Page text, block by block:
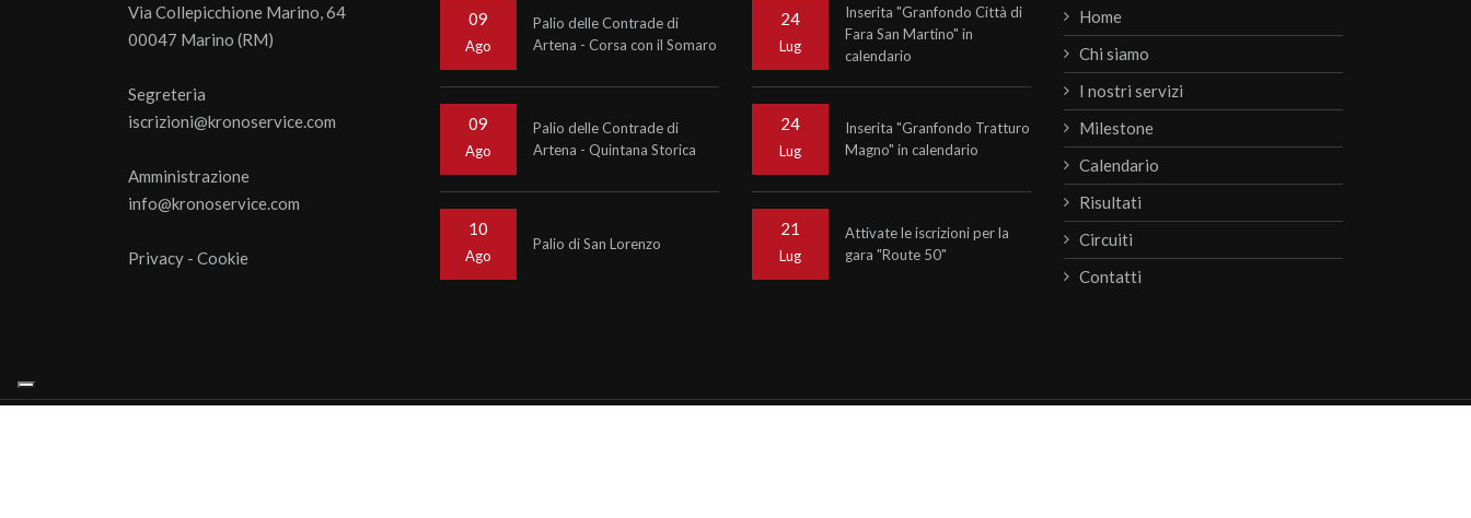
Via Collepicchione Marino, 64
00047 Marino (RM)
Segreteria
iscrizioni@kronoservice.com
Amministrazione
info@kronoservice.com
Privacy - Cookie
09
Ago
Palio delle Contrade di
Artena - Corsa con il Somaro
09
Ago
Palio delle Contrade di
Artena - Quintana Storica
10
Ago
Palio di San Lorenzo
24
Lug
Inserita "Granfondo Città di
Fara San Martino" in
calendario
24
Lug
Inserita "Granfondo Tratturo
Magno" in calendario
21
Lug
Attivate le iscrizioni per la
gara "Route 50"
Home
Chi siamo
I nostri servizi
Milestone
Calendario
Risultati
Circuiti
Contatti